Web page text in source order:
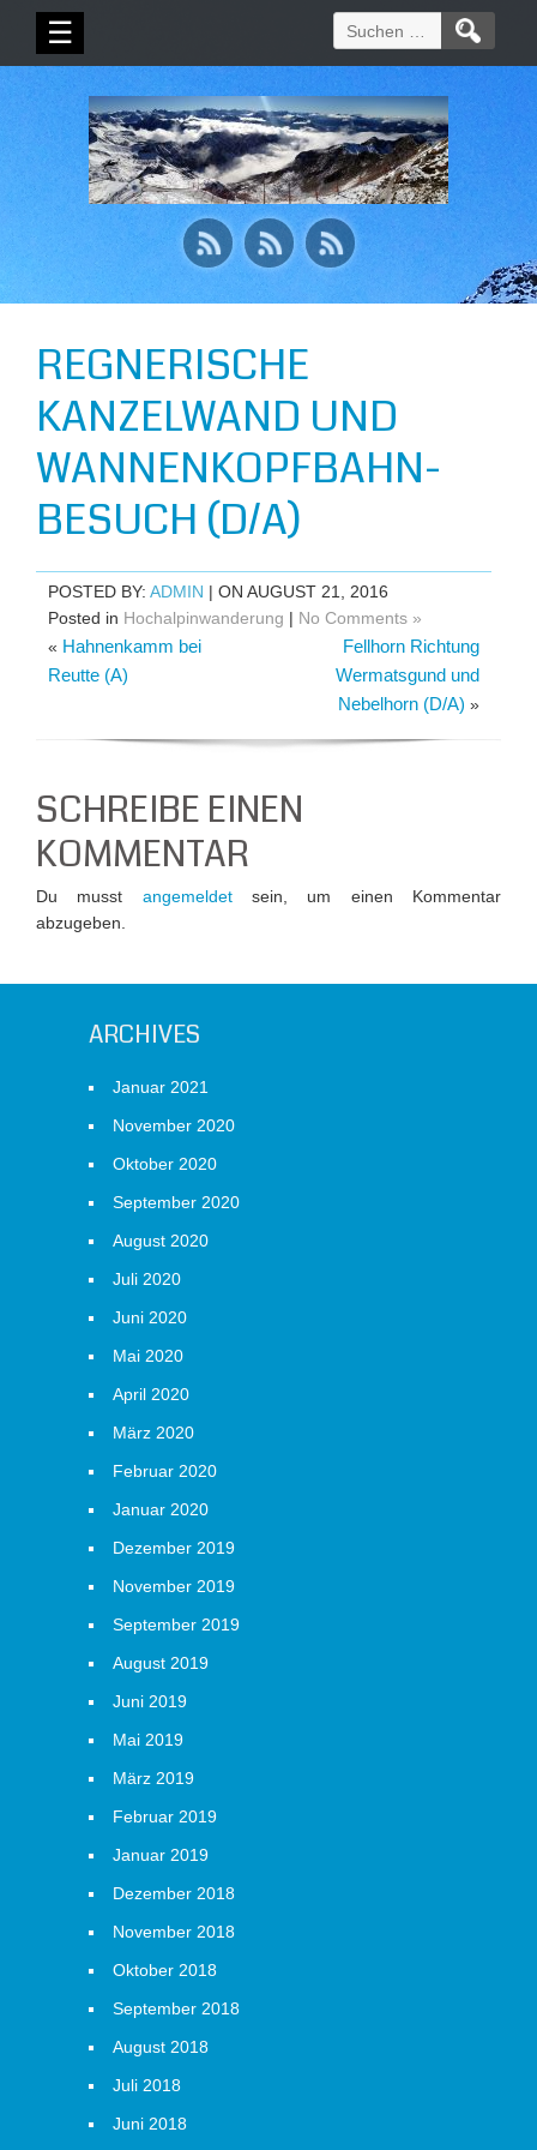
☰
Suchen
nach:
REGNERISCHE
KANZELWAND UND
WANNENKOPFBAHN-
BESUCH (D/A)
POSTED BY: ADMIN | ON AUGUST 21, 2016
Posted in Hochalpinwanderung | No Comments »
« Hahnenkamm bei
Reutte (A)
Fellhorn Richtung
Wermatsgund und
Nebelhorn (D/A) »
SCHREIBE EINEN
KOMMENTAR
Du musst angemeldetsein, um einen Kommentar
abzugeben.
ARCHIVES
Januar 2021
November 2020
Oktober 2020
September 2020
August 2020
Juli 2020
Juni 2020
Mai 2020
April 2020
März 2020
Februar 2020
Januar 2020
Dezember 2019
November 2019
September 2019
August 2019
Juni 2019
Mai 2019
März 2019
Februar 2019
Januar 2019
Dezember 2018
November 2018
Oktober 2018
September 2018
August 2018
Juli 2018
Juni 2018